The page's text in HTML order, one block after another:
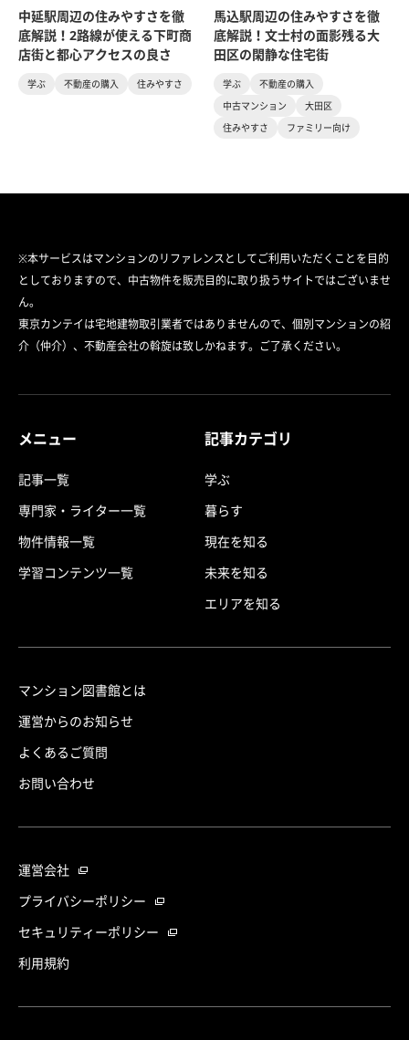
中延駅周辺の住みやすさを徹
底解説！2路線が使える下町商
店街と都心アクセスの良さ
学ぶ 不動産の購入 住みやすさ
馬込駅周辺の住みやすさを徹
底解説！文士村の面影残る大
田区の閑静な住宅街
学ぶ
不動産の購入
中古マンション
大田区
住みやすさ
ファミリー向け
※本サービスはマンションのリファレンスとしてご利用いただくことを目的
としておりますので、中古物件を販売目的に取り扱うサイトではございませ
ん。
東京カンテイは宅地建物取引業者ではありませんので、個別マンションの紹
介（仲介）、不動産会社の斡旋は致しかねます。ご了承ください。
メニュー
記事一覧
専門家・ライター一覧
物件情報一覧
学習コンテンツ一覧
記事カテゴリ
学ぶ
暮らす
現在を知る
未来を知る
エリアを知る
マンション図書館とは
運営からのお知らせ
よくあるご質問
お問い合わせ
運営会社
プライバシーポリシー
セキュリティーポリシー
利用規約